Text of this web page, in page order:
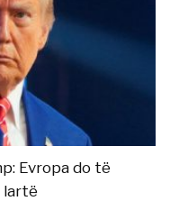
Evropa do të
lartë